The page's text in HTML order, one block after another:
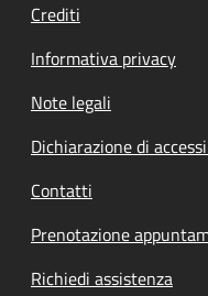
Crediti
Informativa privacy
Note legali
Dichiarazione di
Contatti
Prenotazione
Richiedi assistenza